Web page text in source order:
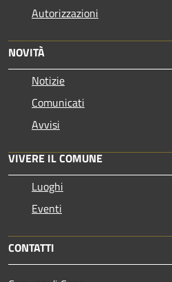
Autorizzazioni
NOVITÀ
Notizie
Comunicati
Avvisi
VIVERE IL COMUNE
Luoghi
Eventi
CONTATTI